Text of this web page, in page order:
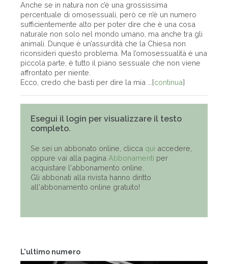
L'ultimo numero
Anche se in natura non c’è una grossissima
percentuale di omosessuali, però ce n’è un numero
sufficientemente alto per poter dire che è una cosa
naturale non solo nel mondo umano, ma anche tra gli
animali. Dunque è un’assurdità che la Chiesa non
riconsideri questo problema. Ma l’omosessualità è una
piccola parte, è tutto il piano sessuale che non viene
affrontato per niente.
Ecco, credo che basti per dire la mia ...[continua]
Esegui il login per visualizzare il testo
completo.
Se sei un abbonato online, clicca qui accedere,
oppure vai alla pagina Abbonamenti per
acquistare l'abbonamento online.
Gli abbonati alla rivista hanno diritto
all'abbonamento online gratuito!